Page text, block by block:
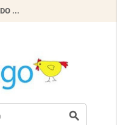
...
search